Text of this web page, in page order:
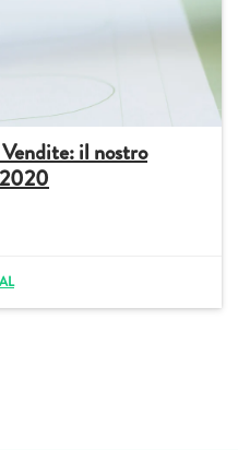
il nostro